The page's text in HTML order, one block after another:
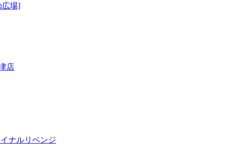
広場]
店
ナルリベンジ